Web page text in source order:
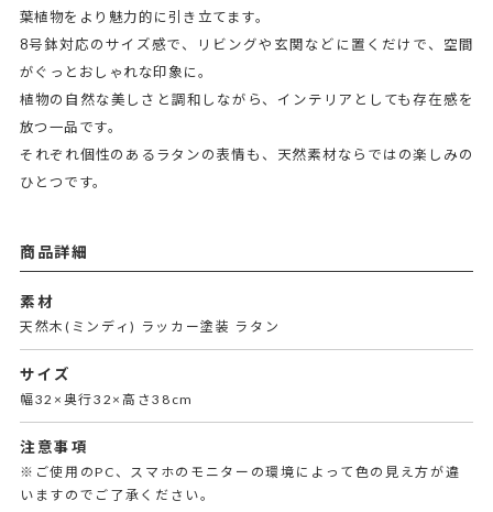
葉植物をより魅力的に引き立てます。
8号鉢対応のサイズ感で、リビングや玄関などに置くだけで、空間
がぐっとおしゃれな印象に。
植物の自然な美しさと調和しながら、インテリアとしても存在感を
放つ一品です。
それぞれ個性のあるラタンの表情も、天然素材ならではの楽しみの
ひとつです。
商品詳細
素材
天然木(ミンディ) ラッカー塗装 ラタン
サイズ
幅32×奥行32×高さ38cm
注意事項
※ご使用のPC、スマホのモニターの環境によって色の見え方が違
いますのでご了承ください。